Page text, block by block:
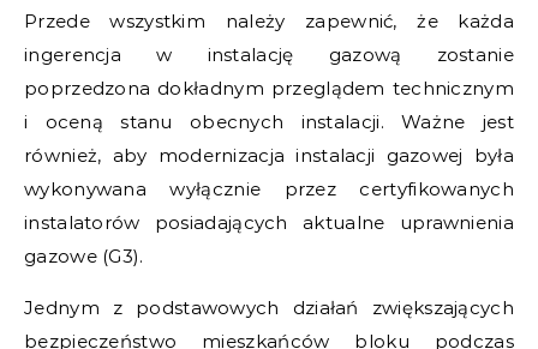
Przede wszystkim należy zapewnić, że każda
ingerencja w instalację gazową zostanie
poprzedzona dokładnym przeglądem technicznym
i oceną stanu obecnych instalacji. Ważne jest
również, aby modernizacja instalacji gazowej była
wykonywana wyłącznie przez certyfikowanych
instalatorów posiadających aktualne uprawnienia
gazowe (G3).
Jednym z podstawowych działań zwiększających
bezpieczeństwo mieszkańców bloku podczas